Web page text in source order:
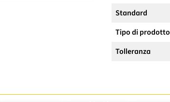
Standard
Tipo di prodotto
Tolleranza